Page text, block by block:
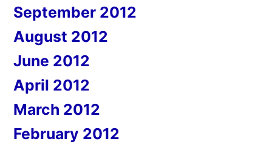
September 2012
August 2012
June 2012
April 2012
March 2012
February 2012